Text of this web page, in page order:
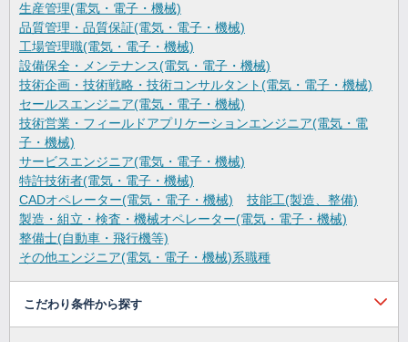
生産管理(電気・電子・機械)
品質管理・品質保証(電気・電子・機械)
工場管理職(電気・電子・機械)
設備保全・メンテナンス(電気・電子・機械)
技術企画・技術戦略・技術コンサルタント(電気・電子・機械)
セールスエンジニア(電気・電子・機械)
技術営業・フィールドアプリケーションエンジニア(電気・電
子・機械)
サービスエンジニア(電気・電子・機械)
特許技術者(電気・電子・機械)
CADオペレーター(電気・電子・機械)
技能工(製造、整備)
製造・組立・検査・機械オペレーター(電気・電子・機械)
整備士(自動車・飛行機等)
その他エンジニア(電気・電子・機械)系職種
こだわり条件から探す